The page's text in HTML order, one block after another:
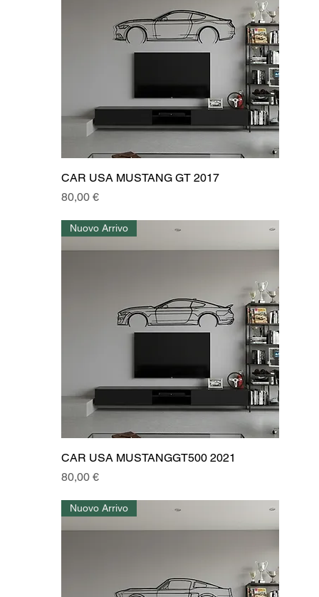
CAR USA MUSTANG GT 2017
Prezzo
80,00 €
Nuovo Arrivo
CAR USA MUSTANGGT500 2021
Prezzo
80,00 €
Nuovo Arrivo